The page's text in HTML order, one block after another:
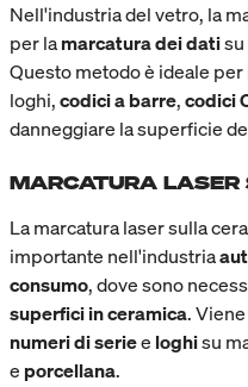
Nell'industria del vetro, la
per lamarcatura dei datisu
Questo metodo è ideale per
loghi,codici a barre,codici
danneggiare la superficie
MARCATURA
La marcatura laser sulla
importante nell'industria
consumo, dove sono
superfici in ceramica.
numeri di seriee loghisu
e porcellana.